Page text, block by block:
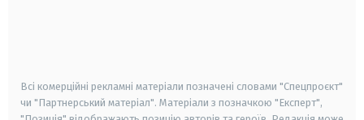
Всі комерційні рекламні матеріали позначені словами "Спецпроєкт"
чи "Партнерський матеріал". Матеріали з позначкою "Експерт",